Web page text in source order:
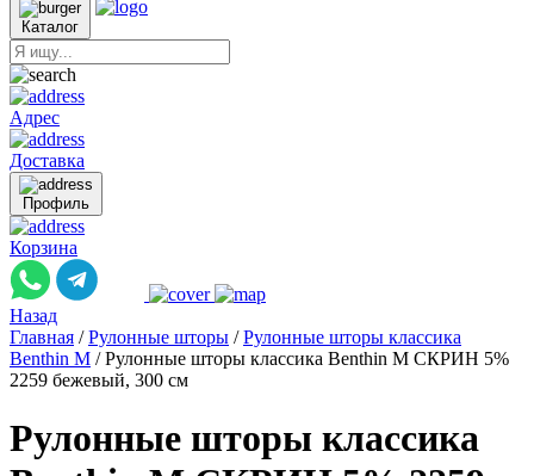
Каталог
Адрес
Доставка
Профиль
Корзина
Назад
Главная / Рулонные шторы / Рулонные шторы классика
Benthin M / Рулонные шторы классика Benthin M СКРИН 5%
2259 бежевый, 300 см
Рулонные шторы классика